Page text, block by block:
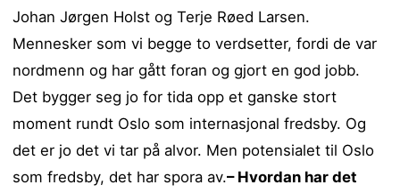
Johan Jørgen Holst og Terje Røed Larsen.
Mennesker som vi begge to verdsetter, fordi de var
nordmenn og har gått foran og gjort en god jobb.
Det bygger seg jo for tida opp et ganske stort
moment rundt Oslo som internasjonal fredsby. Og
det er jo det vi tar på alvor. Men potensialet til Oslo
som fredsby, det har spora av.– Hvordan har det